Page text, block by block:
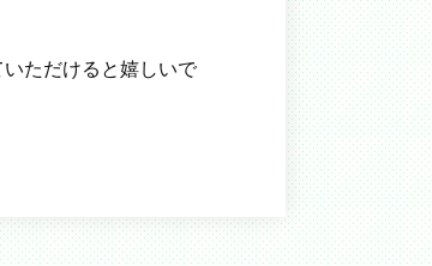
ただけると嬉しいで